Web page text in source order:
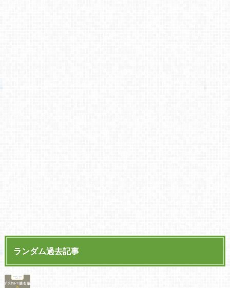
ランダム過去記事